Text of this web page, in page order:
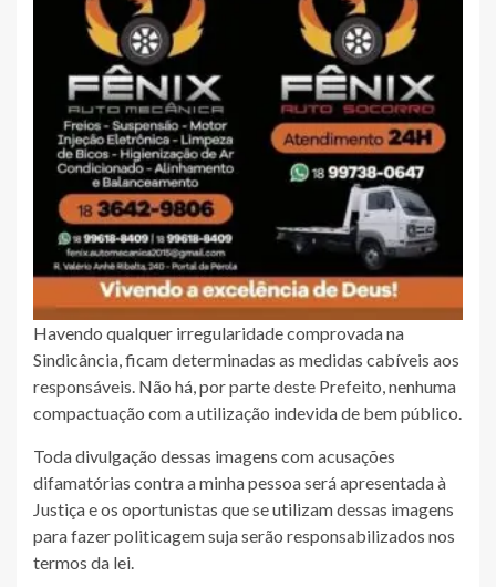
Havendo qualquer irregularidade comprovada na
Sindicância, ficam determinadas as medidas cabíveis aos
responsáveis. Não há, por parte deste Prefeito, nenhuma
compactuação com a utilização indevida de bem público.
Toda divulgação dessas imagens com acusações
difamatórias contra a minha pessoa será apresentada à
Justiça e os oportunistas que se utilizam dessas imagens
para fazer politicagem suja serão responsabilizados nos
termos da lei.